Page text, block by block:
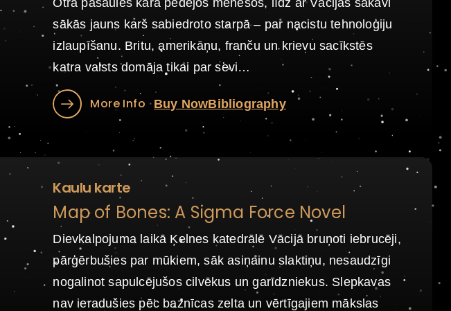
Otrā pasaules kara pēdējos mēnešos, līdz ar Vācijas sakāvi
sākās jauns karš sabiedroto starpā – par nacistu tehnoloģiju
izlaupīšanu. Britu, amerikāņu, franču un krievu sacīkstēs
katra valsts domāja tikai par sevi…
More Info Buy NowBibliography
Kaulu karte
Map of Bones: A Sigma Force Novel
Dievkalpojuma laikā Ķelnes katedrālē Vācijā bruņoti iebrucēji,
pārģērbušies par mūkiem, sāk asiņainu slaktiņu, nesaudzīgi
nogalinot sapulcējušos cilvēkus un garīdzniekus. Slepkavas
nav ieradušies pēc baznīcas zelta un vērtīgajiem mākslas